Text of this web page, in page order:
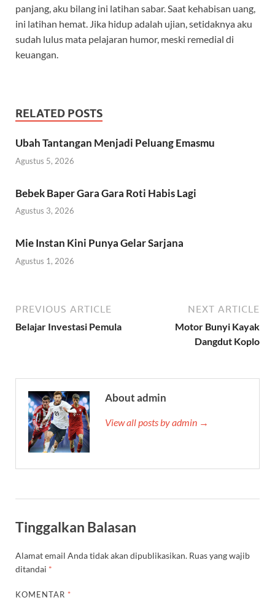
panjang, aku bilang ini latihan sabar. Saat kehabisan uang,
ini latihan hemat. Jika hidup adalah ujian, setidaknya aku
sudah lulus mata pelajaran humor, meski remedial di
keuangan.
RELATED POSTS
Ubah Tantangan Menjadi Peluang Emasmu
Agustus 5, 2026
Bebek Baper Gara Gara Roti Habis Lagi
Agustus 3, 2026
Mie Instan Kini Punya Gelar Sarjana
Agustus 1, 2026
PREVIOUS ARTICLE
Belajar Investasi Pemula
NEXT ARTICLE
Motor Bunyi Kayak
Dangdut Koplo
About admin
View all posts by admin →
Tinggalkan Balasan
Alamat email Anda tidak akan dipublikasikan. Ruas yang wajib
ditandai *
KOMENTAR *